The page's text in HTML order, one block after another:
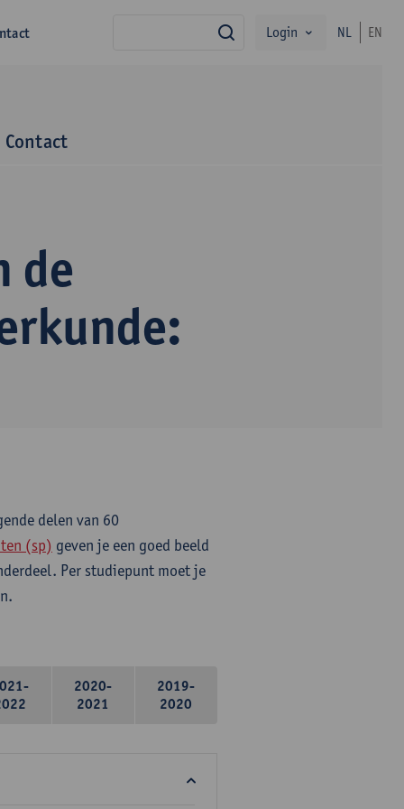
zoekLogin NL EN
Contact
de
delen van 60
(sp) geven je een goed beeld
Per studiepunt moet je
2020-
2021
2019-
2020